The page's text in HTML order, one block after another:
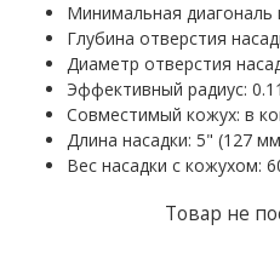
Минимальная
Глубина отверстия
Диаметр отверстия
Эффективный радиус:
Совместимый кожух: в
Длина насадки: 5" (127
Вес насадки с кожухом:
Товар не